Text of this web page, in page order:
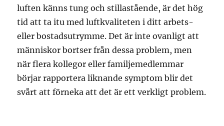
luften känns tung och stillastående, är det hög
tid att ta itu med luftkvaliteten i ditt arbets-
eller bostadsutrymme. Det är inte ovanligt att
människor bortser från dessa problem, men
när flera kollegor eller familjemedlemmar
börjar rapportera liknande symptom blir det
svårt att förneka att det är ett verkligt problem.